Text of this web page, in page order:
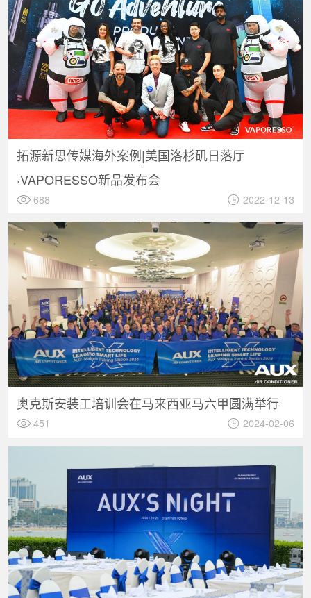
拓源新思传媒海外案例|美国洛杉矶日落厅
·VAPORESSO新品发布会
688 2022-12-13
奥克斯安装工培训会在马来西亚马六甲圆满举行
451 2024-02-06